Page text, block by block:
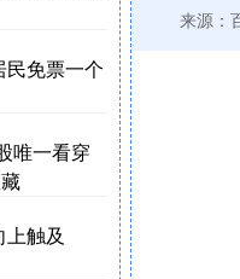
来源：
免票一个
唯一看穿
触及